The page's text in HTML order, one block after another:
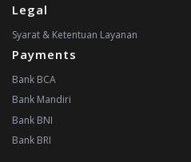
Legal
Syarat & Ketentuan Layanan
Payments
Bank BCA
Bank Mandiri
Bank BNI
Bank BRI